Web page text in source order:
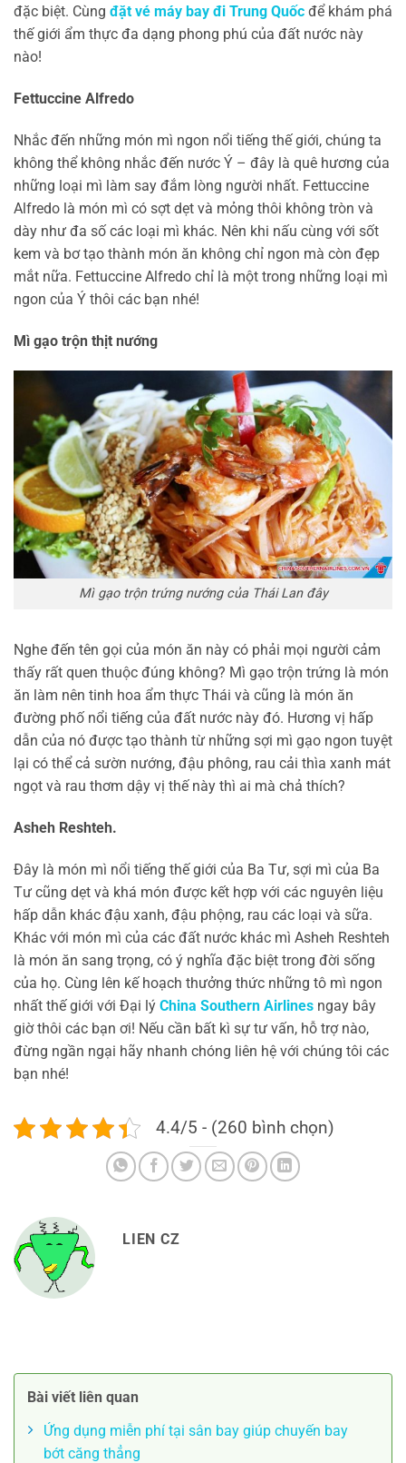
đặc biệt. Cùng đặt vé máy bay đi Trung Quốc để khám phá
thế giới ẩm thực đa dạng phong phú của đất nước này
nào!
Fettuccine Alfredo
Nhắc đến những món mì ngon nổi tiếng thế giới, chúng ta
không thể không nhắc đến nước Ý – đây là quê hương của
những loại mì làm say đắm lòng người nhất. Fettuccine
Alfredo là món mì có sợt dẹt và mỏng thôi không tròn và
dày như đa số các loại mì khác. Nên khi nấu cùng với sốt
kem và bơ tạo thành món ăn không chỉ ngon mà còn đẹp
mắt nữa. Fettuccine Alfredo chỉ là một trong những loại mì
ngon của Ý thôi các bạn nhé!
Mì gạo trộn thịt nướng
Mì gạo trộn trứng nướng của Thái Lan đây
Nghe đến tên gọi của món ăn này có phải mọi người cảm
thấy rất quen thuộc đúng không? Mì gạo trộn trứng là món
ăn làm nên tinh hoa ẩm thực Thái và cũng là món ăn
đường phố nổi tiếng của đất nước này đó. Hương vị hấp
dẫn của nó được tạo thành từ những sợi mì gạo ngon tuyệt
lại có thể cả sườn nướng, đậu phông, rau cải thìa xanh mát
ngọt và rau thơm dậy vị thế này thì ai mà chả thích?
Asheh Reshteh.
Đây là món mì nổi tiếng thế giới của Ba Tư, sợi mì của Ba
Tư cũng dẹt và khá món được kết hợp với các nguyên liệu
hấp dẫn khác đậu xanh, đậu phộng, rau các loại và sữa.
Khác với món mì của các đất nước khác mì Asheh Reshteh
là món ăn sang trọng, có ý nghĩa đặc biệt trong đời sống
của họ. Cùng lên kế hoạch thưởng thức những tô mì ngon
nhất thế giới với Đại lý China Southern Airlines ngay bây
giờ thôi các bạn ơi! Nếu cần bất kì sự tư vấn, hỗ trợ nào,
đừng ngần ngại hãy nhanh chóng liên hệ với chúng tôi các
bạn nhé!
4.4/5 - (260 bình chọn)
LIEN CZ
Bài viết liên quan
Ứng dụng miễn phí tại sân bay giúp chuyến bay
bớt căng thẳng